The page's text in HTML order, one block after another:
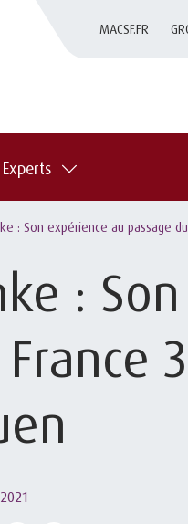
MACSF.FR
Experts
: Son expérience au passage
: